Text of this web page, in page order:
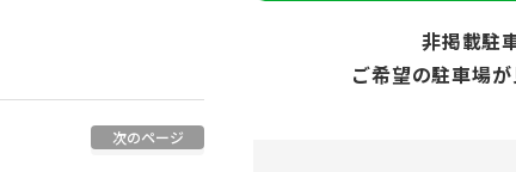
次のページ
非掲載駐
ご希望の駐車場